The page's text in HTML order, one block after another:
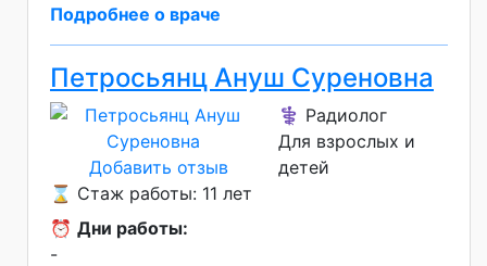
Подробнее о враче
Петросьянц Ануш Суреновна
Добавить отзыв
⚕️ Радиолог
Для взрослых и
детей
⌛ Стаж работы: 11 лет
⏰ Дни работы:
-